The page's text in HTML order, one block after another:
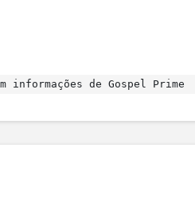
informações de Gospel Prime